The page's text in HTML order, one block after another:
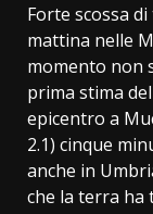
Forte scossa
mattina nelle
momento non
prima stima
epicentro a
2.1) cinque
anche in
che la terra ha